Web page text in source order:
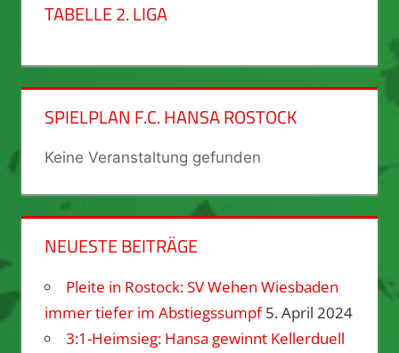
TABELLE 2. LIGA
SPIELPLAN F.C. HANSA ROSTOCK
Keine Veranstaltung gefunden
NEUESTE BEITRÄGE
Pleite in Rostock: SV Wehen Wiesbaden
immer tiefer im Abstiegssumpf 5. April 2024
3:1-Heimsieg: Hansa gewinnt Kellerduell